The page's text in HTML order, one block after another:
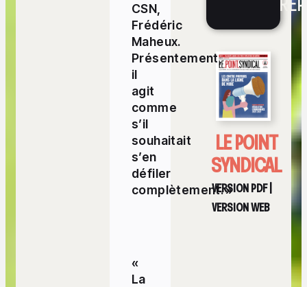
LE POINT
SYNDICAL
VERSION PDF|
VERSION WEB
CSN,
Frédéric
Maheux.
Présentement,
il
agit
comme
s’il
souhaitait
s’en
défiler
complètement. »
«
La